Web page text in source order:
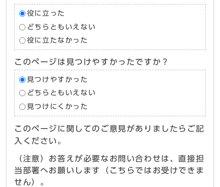
役に立った
どちらともいえない
役に立たなかった
このページは見つけやすかったですか？
見つけやすかった
どちらともいえない
見つけにくかった
このページに関してのご意見がありましたらご記
入ください。
（注意）お答えが必要なお問い合わせは、直接担
当部署へお願いします（こちらではお受けできま
せん）。